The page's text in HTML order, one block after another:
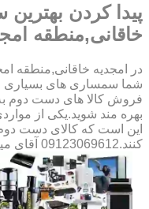
پیدا کردن
خاقانی,منطقه
در امجدیه خاقانی,منطقه
شما سمساری های بسیاری
فروش کالا های دست دوم
بهره مند شوید.یکی از
این است که کالای دست
کنند.09123069612 آقای میثم افسری